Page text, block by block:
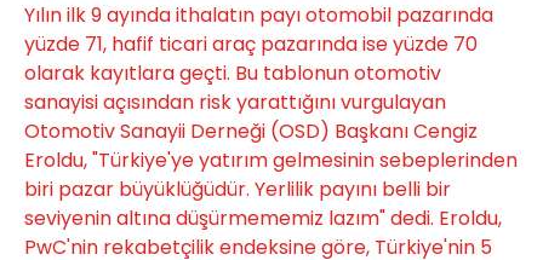
Yılın ilk 9 ayında ithalatın payı otomobil pazarında
yüzde 71, hafif ticari araç pazarında ise yüzde 70
olarak kayıtlara geçti. Bu tablonun otomotiv
sanayisi açısından risk yarattığını vurgulayan
Otomotiv Sanayii Derneği (OSD) Başkanı Cengiz
Eroldu, "Türkiye'ye yatırım gelmesinin sebeplerinden
biri pazar büyüklüğüdür. Yerlilik payını belli bir
seviyenin altına düşürmememiz lazım" dedi. Eroldu,
PwC'nin rekabetçilik endeksine göre, Türkiye'nin 5